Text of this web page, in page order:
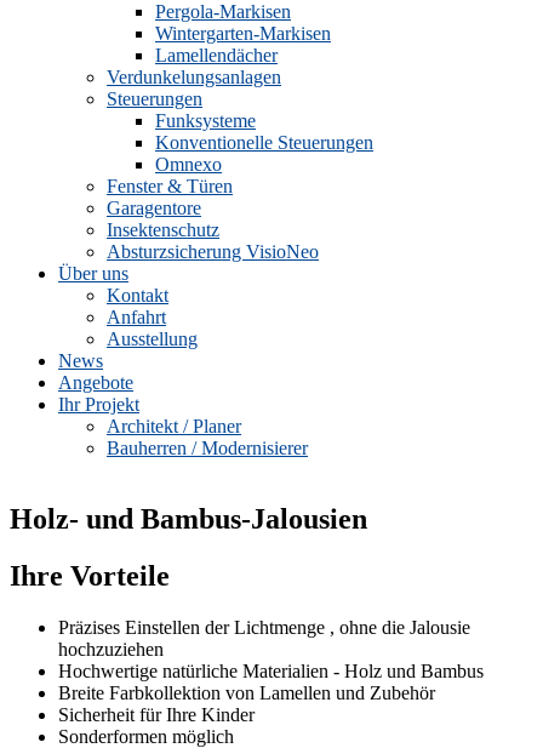
Pergola-Markisen
Wintergarten-Markisen
Lamellendächer
Verdunkelungsanlagen
Steuerungen
Funksysteme
Konventionelle Steuerungen
Omnexo
Fenster & Türen
Garagentore
Insektenschutz
Absturzsicherung VisioNeo
Über uns
Kontakt
Anfahrt
Ausstellung
News
Angebote
Ihr Projekt
Architekt / Planer
Bauherren / Modernisierer
Holz- und Bambus-Jalousien
Ihre Vorteile
Präzises Einstellen der Lichtmenge , ohne die Jalousie
hochzuziehen
Hochwertige natürliche Materialien - Holz und Bambus
Breite Farbkollektion von Lamellen und Zubehör
Sicherheit für Ihre Kinder
Sonderformen möglich